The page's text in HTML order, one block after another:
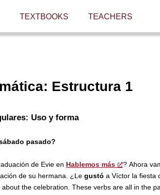
TEXTBOOKS TEACHERS
Estructura 1
Uso y forma
pasado?
de Evie en Hablemos más
? Ahora
de su hermana. ¿Le gustó a Víctor la fiesta
the celebration. These verbs are all in the